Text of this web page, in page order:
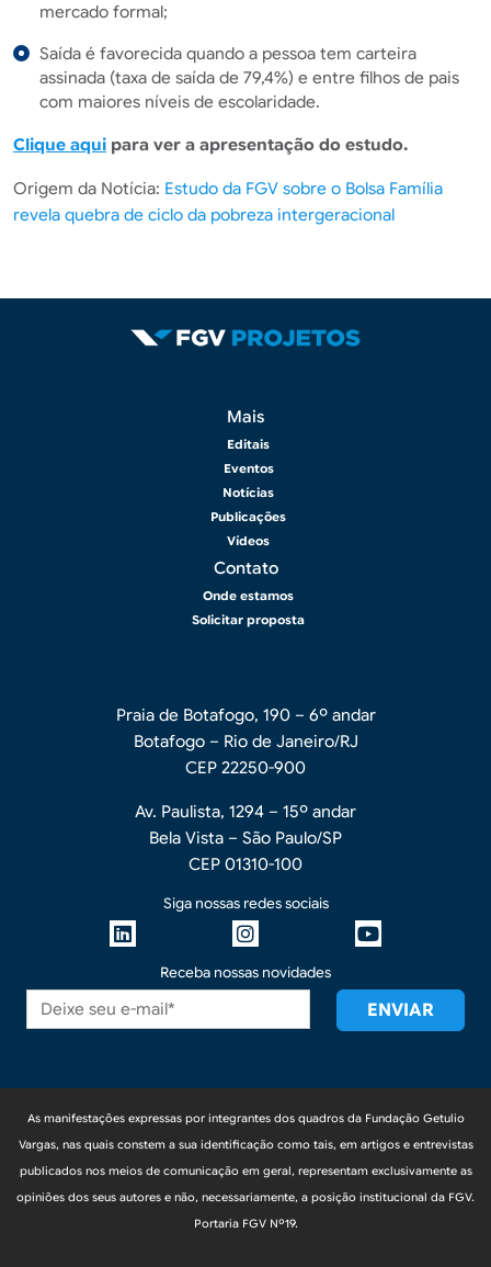
mercado formal;
Saída é favorecida quando a pessoa tem carteira
assinada (taxa de saída de 79,4%) e entre filhos de pais
com maiores níveis de escolaridade.
Clique aqui para ver a apresentação do estudo.
Origem da Notícia: Estudo da FGV sobre o Bolsa Família
revela quebra de ciclo da pobreza intergeracional
Mais
Editais
Eventos
Notícias
Publicações
Vídeos
Contato
Onde estamos
Solicitar proposta
Praia de Botafogo, 190 – 6º andar
Botafogo – Rio de Janeiro/RJ
CEP 22250-900
Av. Paulista, 1294 – 15º andar
Bela Vista – São Paulo/SP
CEP 01310-100
Siga nossas redes sociais
Receba nossas novidades
As manifestações expressas por integrantes dos quadros da Fundação Getulio
Vargas, nas quais constem a sua identificação como tais, em artigos e entrevistas
publicados nos meios de comunicação em geral, representam exclusivamente as
opiniões dos seus autores e não, necessariamente, a posição institucional da FGV.
Portaria FGV Nº19.